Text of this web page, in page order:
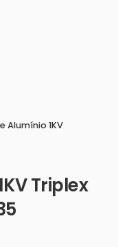
Alumínio 1KV
Triplex